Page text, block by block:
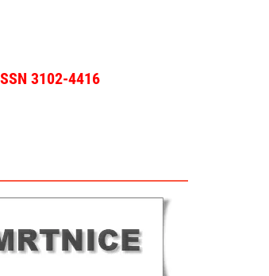
3102-4416